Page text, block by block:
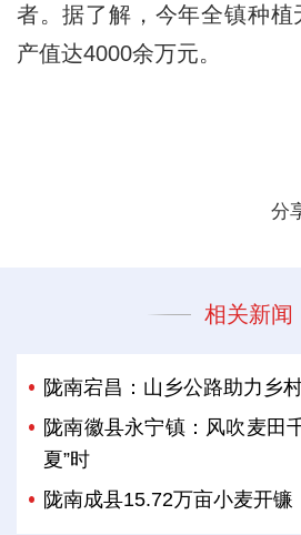
者。据了解，今年全镇种植
产值达4000余万元。
分
相关新闻
陇南宕昌：山乡公路助力乡
陇南徽县永宁镇：风吹麦田
夏”时
陇南成县15.72万亩小麦开镰